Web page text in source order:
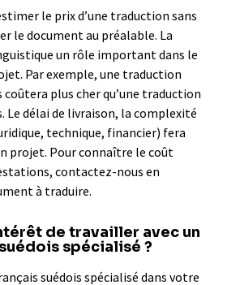
le prix d’une traduction sans
le document au préalable. La
un rôle important dans le
Par exemple, une traduction
coûtera plus cher qu’une traduction
Le délai de livraison, la complexité
technique, financier) fera
projet. Pour connaître le coût
contactez-nous en
à traduire.
de travailler avec un
spécialisé ?
suédois spécialisé dans votre